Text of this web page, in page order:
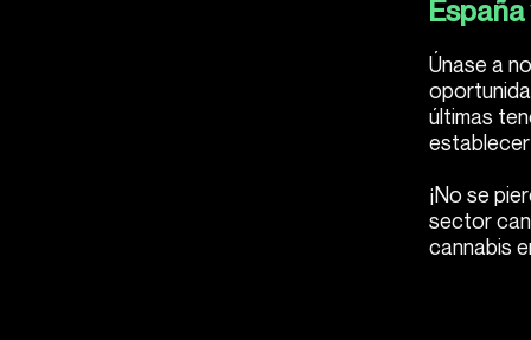
Únase a
últimas
¡No se
sector
cannabis